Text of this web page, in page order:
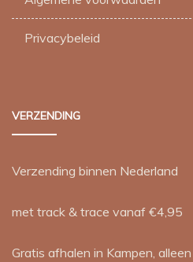
Privacybeleid
VERZENDING
Verzending binnen Nederland
met track & trace vanaf €4,95
Gratis afhalen in Kampen,